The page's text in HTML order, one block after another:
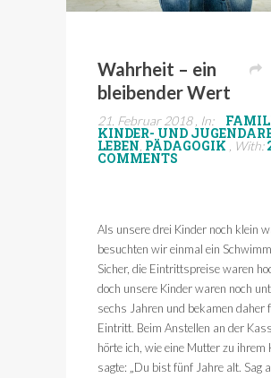
Wahrheit – ein
bleibender Wert
21. Februar 2018 , In:
KINDER- UND
LEBEN PÄDAGOGIK , With:
COMMENTS
Als unsere drei Kinder noch klein
besuchten wir einmal ein
Sicher, die Eintrittspreise waren
doch unsere Kinder waren noch
sechs Jahren und bekamen daher
Eintritt. Beim Anstellen an der
hörte ich, wie eine Mutter zu ihrem
sagte: „Du bist fünf Jahre alt. Sag